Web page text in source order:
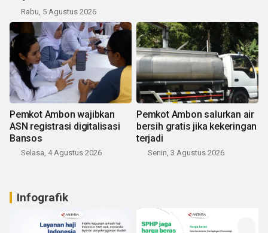
Rabu, 5 Agustus 2026
Pemkot Ambon wajibkan
ASN registrasi digitalisasi
Bansos
Selasa, 4 Agustus 2026
Pemkot Ambon salurkan air
bersih gratis jika kekeringan
terjadi
Senin, 3 Agustus 2026
Infografik